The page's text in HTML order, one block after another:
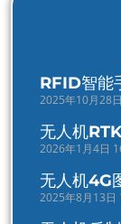
RFID智能
2025年10月28
无人机
2026年1月4日
无人机4G
2025年8月13日